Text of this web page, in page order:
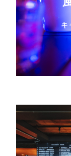
キ